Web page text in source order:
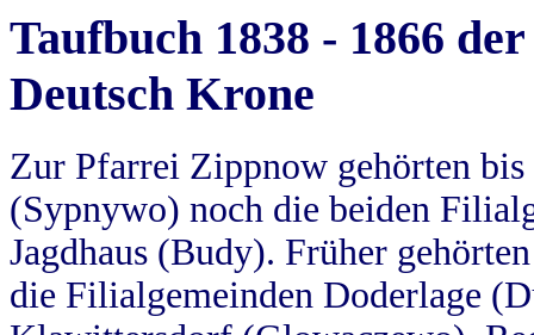
Taufbuch 1838 - 1866
Deutsch Krone
Zur Pfarrei Zippnow gehörten
(Sypnywo) noch die beiden
Jagdhaus (Budy). Früher
die Filialgemeinden Doderlage